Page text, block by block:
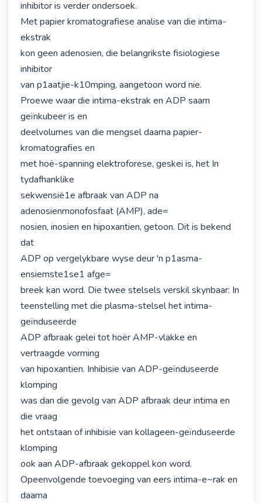
inhibitor is verder ondersoek.
Met papier kromatografiese analise van die intima-
ekstrak
kon geen adenosien, die belangrikste fisiologiese
inhibitor
van p1aatjie-k10mping, aangetoon word nie.
Proewe waar die intima-ekstrak en ADP saam
geïnkubeer is en
deelvolumes van die mengsel daarna papier-
kromatografies en
met hoë-spanning elektroforese, geskei is, het In
tydafhanklike
sekwensië1e afbraak van ADP na
adenosienmonofosfaat (AMP), ade=
nosien, inosien en hipoxantien, getoon. Dit is bekend
dat
ADP op vergelykbare wyse deur 'n p1asma-
ensiemste1se1 afge=
breek kan word. Die twee stelsels verskil skynbaar: In
teenstelling met die plasma-stelsel het intima-
geïnduseerde
ADP afbraak gelei tot hoër AMP-vlakke en
vertraagde vorming
van hipoxantien. Inhibisie van ADP-geïnduseerde
klomping
was dan die gevolg van ADP afbraak deur intima en
die vraag
het ontstaan of inhibisie van kollageen-geïnduseerde
klomping
ook aan ADP-afbraak gekoppel kon word.
Opeenvolgende toevoeging van eers intima-e~rak en
daarna